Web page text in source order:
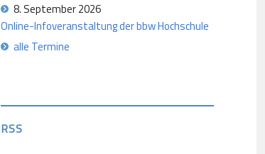
8. September 2026
Online-Infoveranstaltung der bbw Hochschule
alle Termine
RSS